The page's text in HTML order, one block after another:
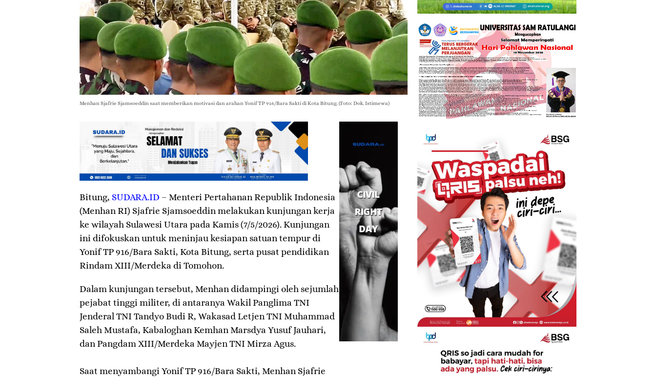
Menhan Sjafrie Sjamsoeddin saat memberikan motivasi dan arahan Yonif TP 916/Bara Sakti di Kota Bitung. (Foto: Dok. Istimewa)
Bitung, SUDARA.ID – Menteri Pertahanan Republik Indonesia
(Menhan RI) Sjafrie Sjamsoeddin melakukan kunjungan kerja
ke wilayah Sulawesi Utara pada Kamis (7/5/2026). Kunjungan
ini difokuskan untuk meninjau kesiapan satuan tempur di
Yonif TP 916/Bara Sakti, Kota Bitung, serta pusat pendidikan
Rindam XIII/Merdeka di Tomohon.
​Dalam kunjungan tersebut, Menhan didampingi oleh sejumlah
pejabat tinggi militer, di antaranya Wakil Panglima TNI
Jenderal TNI Tandyo Budi R, Wakasad Letjen TNI Muhammad
Saleh Mustafa, Kabaloghan Kemhan Marsdya Yusuf Jauhari,
dan Pangdam XIII/Merdeka Mayjen TNI Mirza Agus.
​Saat menyambangi Yonif TP 916/Bara Sakti, Menhan Sjafrie